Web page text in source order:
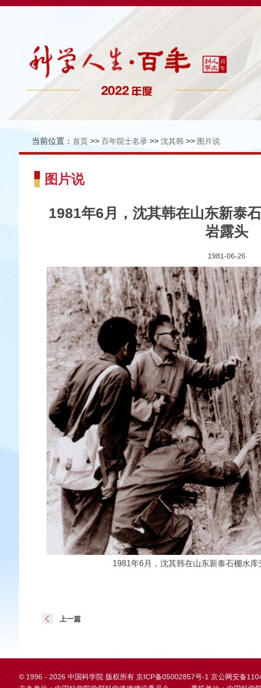
当前位置： 首页 >> 百年院士名录 >> 沈其韩 >> 图片说
图片说
1981年6月，沈其韩在山东新泰
岩露头
1981-06-26
1981年6月，沈其韩在山东新泰石棚水
上一篇
© 1996 - 2026 中国科学院 版权所有 京ICP备05002857号-1 京公网安备